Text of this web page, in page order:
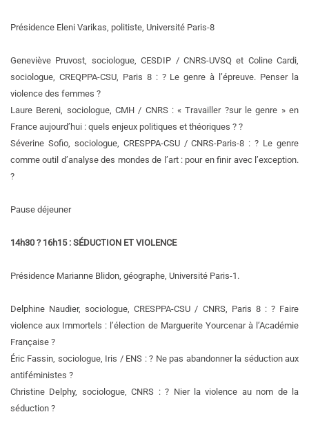
Présidence Eleni Varikas, politiste, Université Paris-8
Geneviève Pruvost, sociologue, CESDIP / CNRS-UVSQ et Coline Cardi,
sociologue, CREQPPA-CSU, Paris 8 : ? Le genre à l’épreuve. Penser la
violence des femmes ?
Laure Bereni, sociologue, CMH / CNRS : « Travailler ?sur le genre » en
France aujourd’hui : quels enjeux politiques et théoriques ? ?
Séverine Sofio, sociologue, CRESPPA-CSU / CNRS-Paris-8 : ? Le genre
comme outil d’analyse des mondes de l’art : pour en finir avec l’exception.
?
Pause déjeuner
14h30 ? 16h15 : SÉDUCTION ET VIOLENCE
Présidence Marianne Blidon, géographe, Université Paris-1.
Delphine Naudier, sociologue, CRESPPA-CSU / CNRS, Paris 8 : ? Faire
violence aux Immortels : l’élection de Marguerite Yourcenar à l’Académie
Française ?
Éric Fassin, sociologue, Iris / ENS : ? Ne pas abandonner la séduction aux
antiféministes ?
Christine Delphy, sociologue, CNRS : ? Nier la violence au nom de la
séduction ?